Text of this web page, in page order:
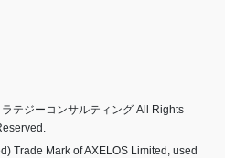
テジーコンサルティング All Rights
Trade Mark of AXELOS Limited, used